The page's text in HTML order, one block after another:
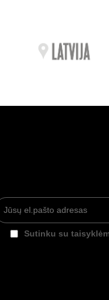
Sutinku su